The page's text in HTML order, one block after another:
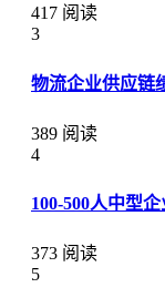
417 阅读
3
物流企业供应链
389 阅读
4
100-500人中型
373 阅读
5